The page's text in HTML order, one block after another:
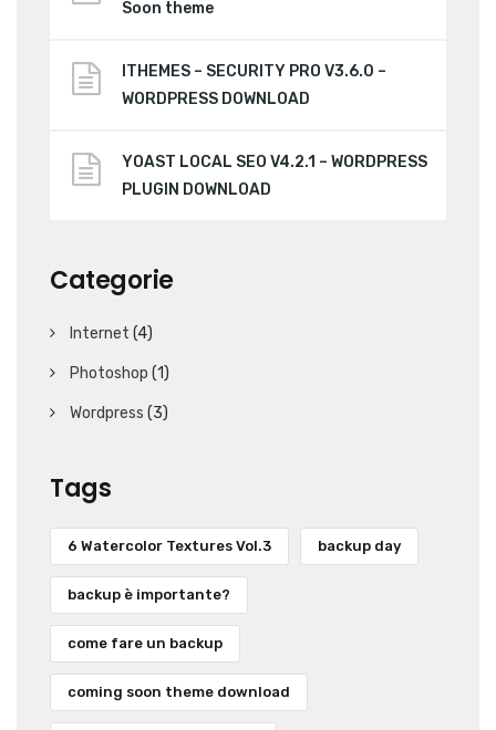
Soon theme
ITHEMES – SECURITY PRO V3.6.0 –
WORDPRESS DOWNLOAD
YOAST LOCAL SEO V4.2.1 – WORDPRESS
PLUGIN DOWNLOAD
Categorie
Internet (4)
Photoshop (1)
Wordpress (3)
Tags
6 Watercolor Textures Vol.3 backup day
backup è importante?
come fare un backup
coming soon theme download